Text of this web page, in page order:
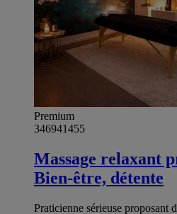
Premium
346941455
Massage relaxant
Bien-être, détente
Praticienne sérieuse proposant